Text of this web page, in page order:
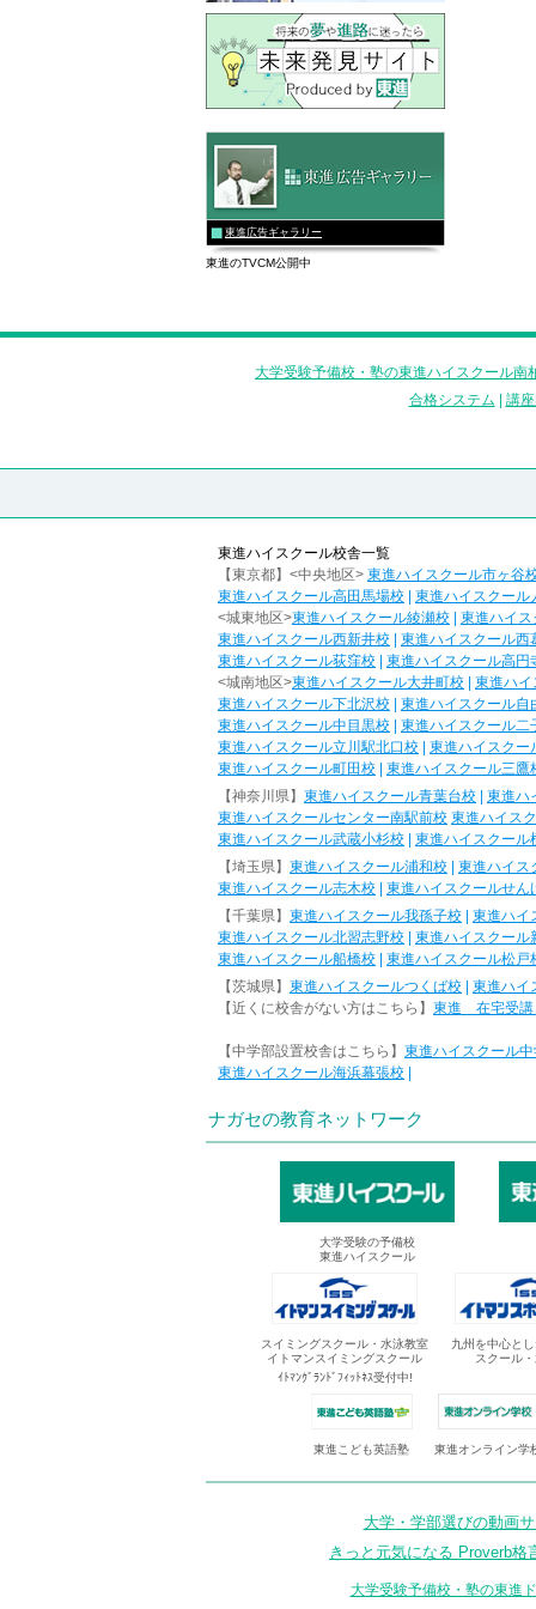
東進広告ギャラリー
東進のTVCM公開中
大学受験予備校・塾の東進ハイスクール南
合格システム
講
東進ハイスクール校舎一覧
【東京都】<中央地区> 東進ハイスクール市ヶ谷
東進ハイスクール高田馬場校
東進ハイスクール
<城東地区>東進ハイスクール綾瀬校
東進ハイ
東進ハイスクール西新井校
東進ハイスクール西
東進ハイスクール荻窪校
東進ハイスクール高円
<城南地区>東進ハイスクール大井町校
東進ハイ
東進ハイスクール下北沢校
東進ハイスクール自
東進ハイスクール中目黒校
東進ハイスクール二
東進ハイスクール立川駅北口校
東進ハイスクー
東進ハイスクール町田校
東進ハイスクール三鷹
【神奈川県】 東進ハイスクール青葉台校
東進ハ
東進ハイスクールセンター南駅前校 東進ハイス
東進ハイスクール武蔵小杉校
東進ハイスクール
【埼玉県】 東進ハイスクール浦和校
東進ハイス
東進ハイスクール志木校
東進ハイスクールせん
【千葉県】 東進ハイスクール我孫子校
東進ハイ
東進ハイスクール北習志野校
東進ハイスクール
東進ハイスクール船橋校
東進ハイスクール松戸
【茨城県】 東進ハイスクールつくば校
東進ハイ
【近くに校舎がない方はこちら】 東進 在宅受講
【中学部設置校舎はこちら】 東進ハイスクール
東進ハイスクール海浜幕張校
ナガセの教育ネットワーク
大学受験の予備校
東進ハイスクール
スイミングスクール・水泳教室
イトマンスイミングスクール
ｲﾄﾏﾝｸﾞﾗﾝﾄﾞﾌｨｯﾄﾈｽ受付中!
九州を中心と
スクール
東進こども英語塾 東進オンライン学
大学・学部選びの動画
きっと元気になる Proverb格
大学受験予備校・塾の東進